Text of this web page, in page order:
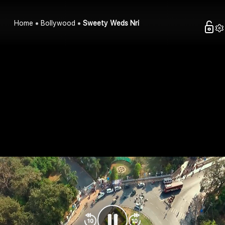
Home Bollywood Sweety Weds Nri